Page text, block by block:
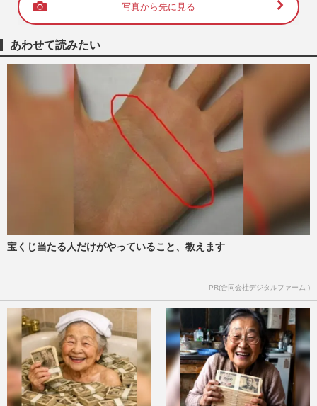
写真から先に見る
あわせて読みたい
宝くじ当たる人だけがやっていること、教えます
PR(合同会社デジタルファーム )